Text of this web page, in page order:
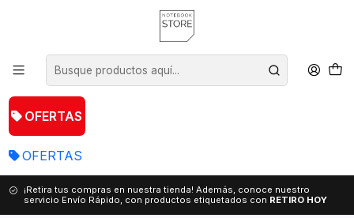
OFERTAS
OFERTAS
¡Retira tus compras en nuestra tienda! Además, conoce nuestro
servicio Envío Rápido, con productos etiquetados con RETIRO HOY